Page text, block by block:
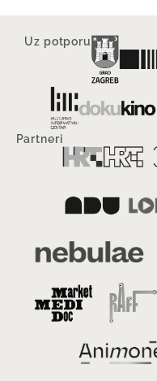
Uz potporu
Partneri